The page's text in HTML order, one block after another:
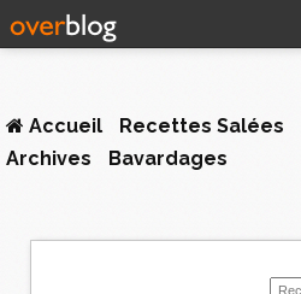
Accueil Recettes Salées
Archives
Bavardages